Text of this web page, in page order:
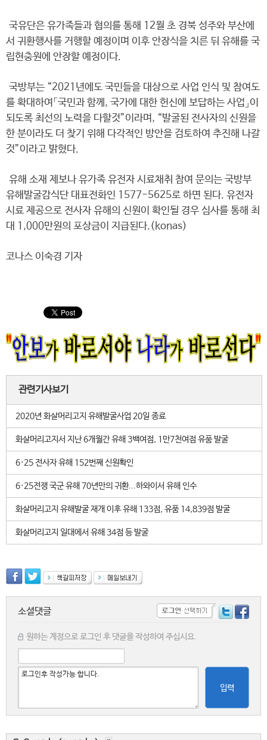
국유단은 유가족들과 협의를 통해 12월 초 경북 성주와 부산에
서 귀환행사를 거행할 예정이며 이후 안장식을 치른 뒤 유해를 국
립현충원에 안장할 예정이다.
국방부는 “2021년에도 국민들을 대상으로 사업 인식 및 참여도
를 확대하여「국민과 함께, 국가에 대한 헌신에 보답하는 사업」이
되도록 최선의 노력을 다할것”이라며, “발굴된 전사자의 신원을
한 분이라도 더 찾기 위해 다각적인 방안을 검토하여 추진해 나갈
것”이라고 밝혔다.
유해 소재 제보나 유가족 유전자 시료채취 참여 문의는 국방부
유해발굴감식단 대표전화인 1577-5625로 하면 된다. 유전자
시료 제공으로 전사자 유해의 신원이 확인될 경우 심사를 통해 최
대 1,000만원의 포상금이 지급된다.(konas)
코나스 이숙경 기자
관련기사보기
2020년 화살머리고지 유해발굴사업 20일 종료
화살머리고지서 지난 6개월간 유해 3백여점, 1만7천여점 유품 발굴
6·25 전사자 유해 152번째 신원확인
6·25전쟁 국군 유해 70년만의 귀환...하와이서 유해 인수
화살머리고지 유해발굴 재개 이후 유해 133점, 유품 14,839점 발굴
화살머리고지 일대에서 유해 34점 등 발굴
소셜댓글
원하는 계정으로 로그인 후 댓글을 작성하여 주십시요.
입력